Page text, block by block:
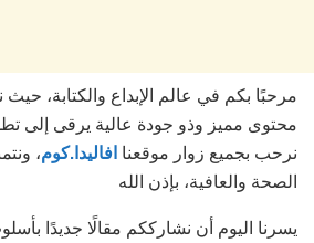
مرحبًا بكم في عالم الإبداع والكتابة،
محتوى مميز وذو جودة عالية يرقى إلى
نرحب بجميع زوار موقعنا افاليدا.كوم،
الصحة والعافية، بإذن الله
يسرنا اليوم أن نشارككم مقالًا جديدًا